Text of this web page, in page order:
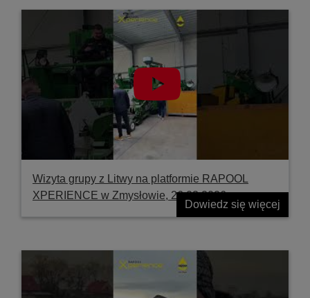
Wizyta grupy z Litwy na platformie RAPOOL
XPERIENCE w Zmysłowie, 26.03.2026
Dowiedz się więcej